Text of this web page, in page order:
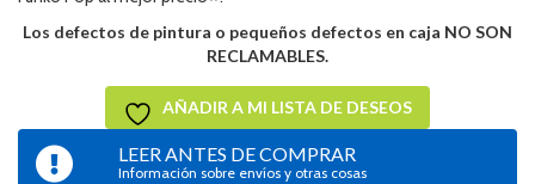
Los defectos de pintura o pequeños defectos en caja NO SON
RECLAMABLES.
AÑADIR A MI LISTA DE DESEOS
LEER ANTES DE COMPRAR
Información sobre envíos y otras cosas